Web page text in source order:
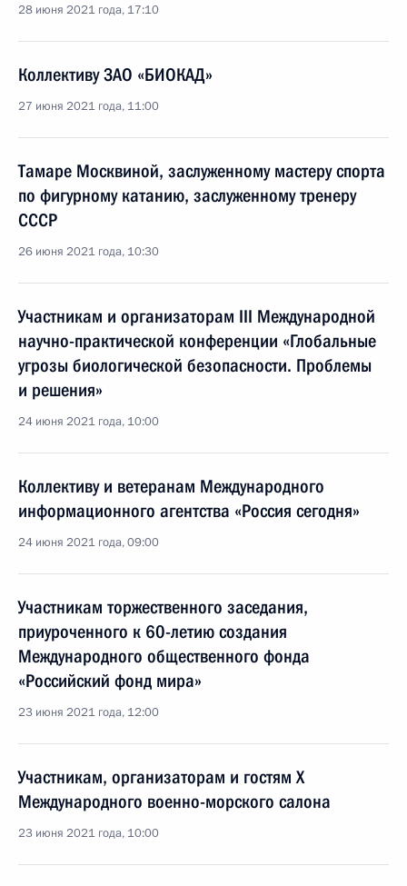
28 июня 2021 года, 17:10
Коллективу ЗАО «БИОКАД»
27 июня 2021 года, 11:00
Тамаре Москвиной, заслуженному мастеру спорта
по фигурному катанию, заслуженному тренеру
СССР
26 июня 2021 года, 10:30
Участникам и организаторам III Международной
научно-практической конференции «Глобальные
угрозы биологической безопасности. Проблемы
и решения»
24 июня 2021 года, 10:00
Коллективу и ветеранам Международного
информационного агентства «Россия сегодня»
24 июня 2021 года, 09:00
Участникам торжественного заседания,
приуроченного к 60-летию создания
Международного общественного фонда
«Российский фонд мира»
23 июня 2021 года, 12:00
Участникам, организаторам и гостям X
Международного военно-морского салона
23 июня 2021 года, 10:00